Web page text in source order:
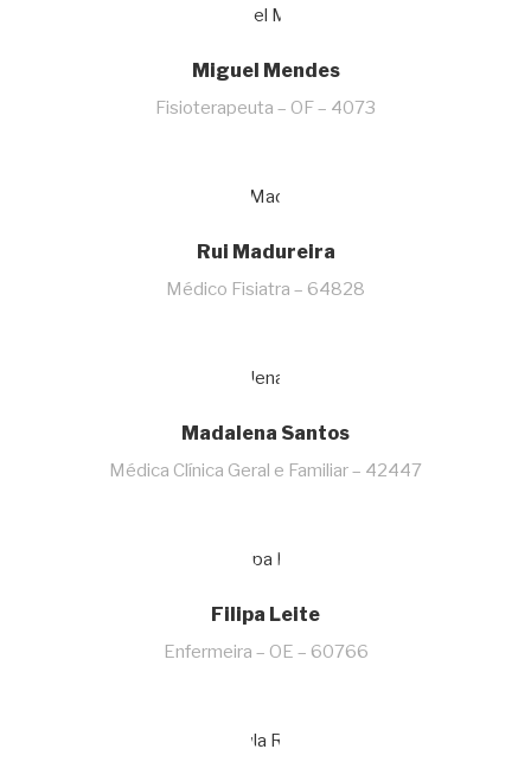
Miguel Mendes
Fisioterapeuta – OF – 4073
Rui Madureira
Médico Fisiatra – 64828
Madalena Santos
Médica Clínica Geral e Familiar – 42447
Filipa Leite
Enfermeira – OE – 60766